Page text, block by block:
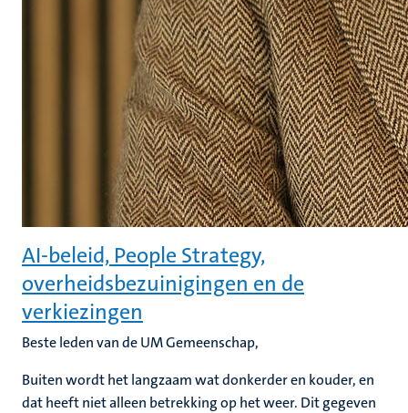
AI-beleid, People Strategy,
overheidsbezuinigingen en de
verkiezingen
Beste leden van de UM Gemeenschap,
Buiten wordt het langzaam wat donkerder en kouder, en
dat heeft niet alleen betrekking op het weer. Dit gegeven